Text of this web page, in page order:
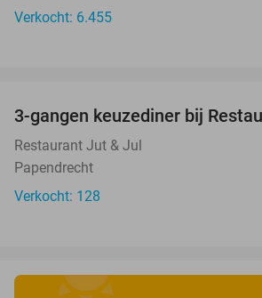
Verkocht: 6.455
3-gangen keuzediner bij
Restaurant Jut & Jul
Papendrecht
Verkocht: 128